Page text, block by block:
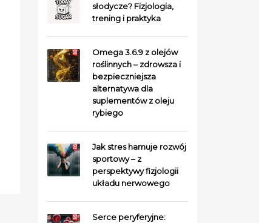
słodycze? Fizjologia,
trening i praktyka
Omega 3.6.9 z olejów
roślinnych – zdrowsza i
bezpieczniejsza
alternatywa dla
suplementów z oleju
rybiego
Jak stres hamuje rozwój
sportowy – z
perspektywy fizjologii
układu nerwowego
Serce peryferyjne: